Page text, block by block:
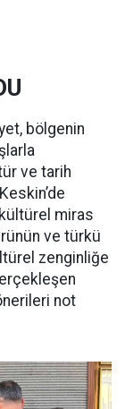
bölgenin
ve tarih
miras
ve türkü
zenginliğe
not